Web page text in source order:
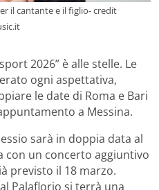
il cantante e il figlio- credit
2026” è alle stelle. Le
ogni aspettativa,
le date di Roma e Bari
a Messina.
sarà in doppia data al
con un concerto aggiuntivo
previsto il 18 marzo.
Palaflorio si terrà una